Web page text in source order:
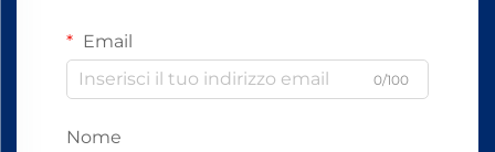
Email
0/100
Nome